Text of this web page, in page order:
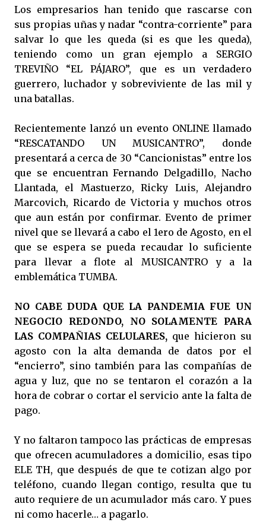
Los empresarios han tenido que rascarse con
sus propias uñas y nadar “contra-corriente” para
salvar lo que les queda (si es que les queda),
teniendo como un gran ejemplo a SERGIO
TREVIÑO “EL PÁJARO”, que es un verdadero
guerrero, luchador y sobreviviente de las mil y
una batallas.
Recientemente lanzó un evento ONLINE llamado
“RESCATANDO UN MUSICANTRO”, donde
presentará a cerca de 30 “Cancionistas” entre los
que se encuentran Fernando Delgadillo, Nacho
Llantada, el Mastuerzo, Ricky Luis, Alejandro
Marcovich, Ricardo de Victoria y muchos otros
que aun están por confirmar. Evento de primer
nivel que se llevará a cabo el 1ero de Agosto, en el
que se espera se pueda recaudar lo suficiente
para llevar a flote al MUSICANTRO y a la
emblemática TUMBA.
NO CABE DUDA QUE LA PANDEMIA FUE UN
NEGOCIO REDONDO, NO SOLAMENTE PARA
LAS COMPAÑIAS CELULARES, que hicieron su
agosto con la alta demanda de datos por el
“encierro”, sino también para las compañías de
agua y luz, que no se tentaron el corazón a la
hora de cobrar o cortar el servicio ante la falta de
pago.
Y no faltaron tampoco las prácticas de empresas
que ofrecen acumuladores a domicilio, esas tipo
ELE TH, que después de que te cotizan algo por
teléfono, cuando llegan contigo, resulta que tu
auto requiere de un acumulador más caro. Y pues
ni como hacerle… a pagarlo.